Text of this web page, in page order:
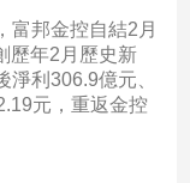
富邦金控自結2月
歷年2月歷史新
利306.9億元、
元，重返金控